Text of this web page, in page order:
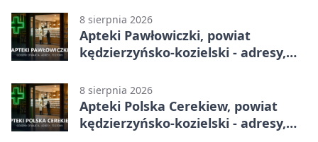
telefony, godziny otwarcia
8 sierpnia 2026
Apteki Pawłowiczki, powiat
kędzierzyńsko-kozielski - adresy,
8 sierpnia 2026
Apteki Polska Cerekiew, powiat
kędzierzyńsko-kozielski - adresy,